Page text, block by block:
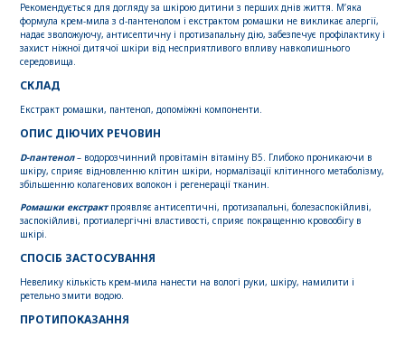
Рекомендується для догляду за шкірою дитини з перших днів життя. М’яка
формула крем-мила з d-пантенолом і екстрактом ромашки не викликає алергії,
надає зволожуючу, антисептичну і протизапальну дію, забезпечує профілактику і
захист ніжної дитячої шкіри від несприятливого впливу навколишнього
середовища.
СКЛАД
Екстракт ромашки, пантенол, допоміжні компоненти.
ОПИС ДІЮЧИХ РЕЧОВИН
D-пантенол– водорозчинний провітамін вітаміну В5. Глибоко проникаючи в
шкіру, сприяє відновленню клітин шкіри, нормалізації клітинного метаболізму,
збільшенню колагенових волокон і регенерації тканин.
Ромашки екстрактпроявляє антисептичні, протизапальні, болезаспокійливі,
заспокійливі, протиалергічні властивості, сприяє покращенню кровообігу в
шкірі.
СПОСІБ ЗАСТОСУВАННЯ
Невелику кількість крем-мила нанести на вологі руки, шкіру, намилити і
ретельно змити водою.
ПРОТИПОКАЗАННЯ